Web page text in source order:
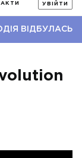
УВІЙТИ
ВІДБУЛАСЬ